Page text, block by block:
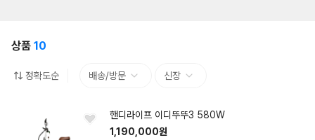
상품 10
정확도순 배송/방문 신장
핸디라이프 이디뚜뚜3 580W
1,190,000원